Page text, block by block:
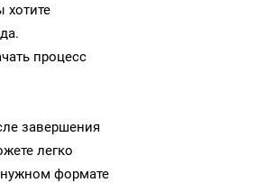
хотите
процесс
завершения
легко
нужном формате